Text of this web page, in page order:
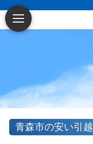
青森市の安い引越